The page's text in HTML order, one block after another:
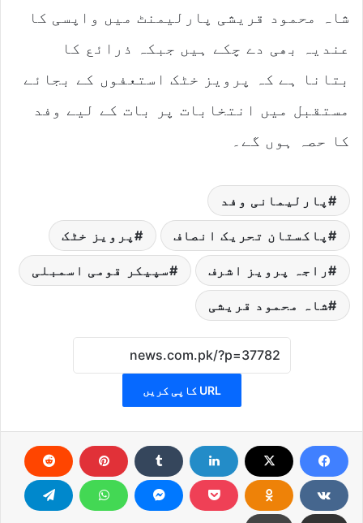
شاہ محمود قریشی پارلیمنٹ میں واپسی کا
عندیہ بھی دے چکے ہیں جبکہ ذرائع کا
بتانا ہے کہ پرویز خٹک استعفوں کے بجائے
مستقبل میں انتخابات پر بات کے لیے وفد
کا حصہ ہوں گے۔
پارلیمانی وفد
پاکستان تحریک انصاف پرویز خٹک
راجہ پرویز اشرف سپیکر قومی اسمبلی
شاہ محمود قریشی
URL کاپی کریں